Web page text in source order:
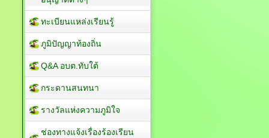
ทะเบียนแหล่งเรียนรู้
ภูมิปัญญาท้องถิ่น
Q&A อบต.ทับใต้
กระดานสนทนา
รางวัลแห่งความภูมิใจ
ช่องทางแจ้งเรื่องร้องเรียน